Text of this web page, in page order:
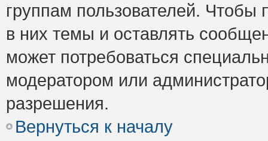
группам пользователей. Чтобы
в них темы и оставлять
может потребоваться
модератором или
разрешения.
Вернуться к началу